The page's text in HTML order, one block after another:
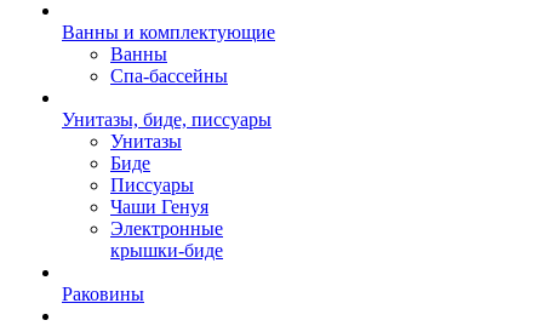
Ванны и комплектующие
Ванны
Спа-бассейны
Унитазы, биде, писсуары
Унитазы
Биде
Писсуары
Чаши Генуя
Электронные
крышки-биде
Раковины